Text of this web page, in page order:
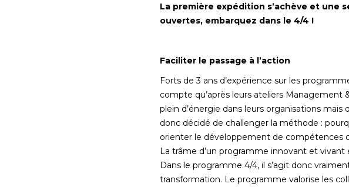
La première expédition s’achève et une
ouvertes, embarquez dans le 4/4 !
Faciliter le passage à l’action
Forts de 3 ans d’expérience sur les
compte qu’après leurs ateliers
plein d’énergie dans leurs organisations mais
donc décidé de challenger la méthode :
orienter le développement de compétences
La trâme d’un programme innovant et vivant
Dans le programme 4/4, il s’agit donc
transformation. Le programme valorise les